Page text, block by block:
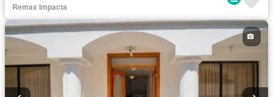
Sin amoblar
Remax Impacta